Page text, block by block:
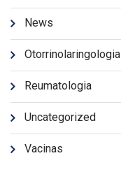
News
Otorrinolaringologia
Reumatologia
Uncategorized
Vacinas